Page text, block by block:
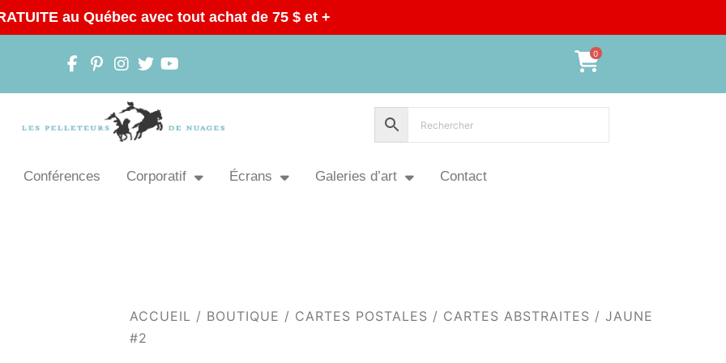
au Québec avec tout achat de 75 $ et +
0
Conférences Corporatif Écrans Galeries d’art Contact
ACCUEIL / BOUTIQUE / CARTES POSTALES / CARTES ABSTRAITES / JAUNE
#2